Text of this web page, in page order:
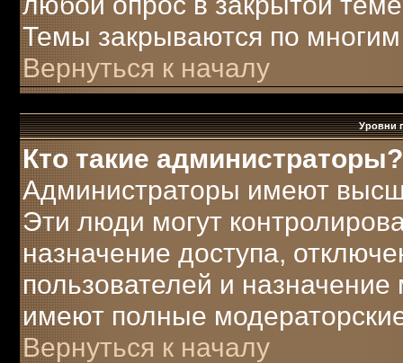
Темы закрываются по
Вернуться к началу
Уровни
Кто такие администраторы?
Администраторы имеют
Эти люди могут
назначение доступа,
пользователей и
имеют полные
Вернуться к началу